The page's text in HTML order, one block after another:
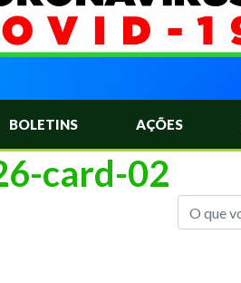
BOLETINS AÇÕES
card-02